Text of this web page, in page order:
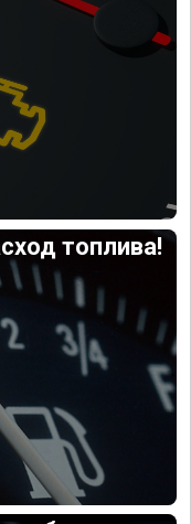
топлива!